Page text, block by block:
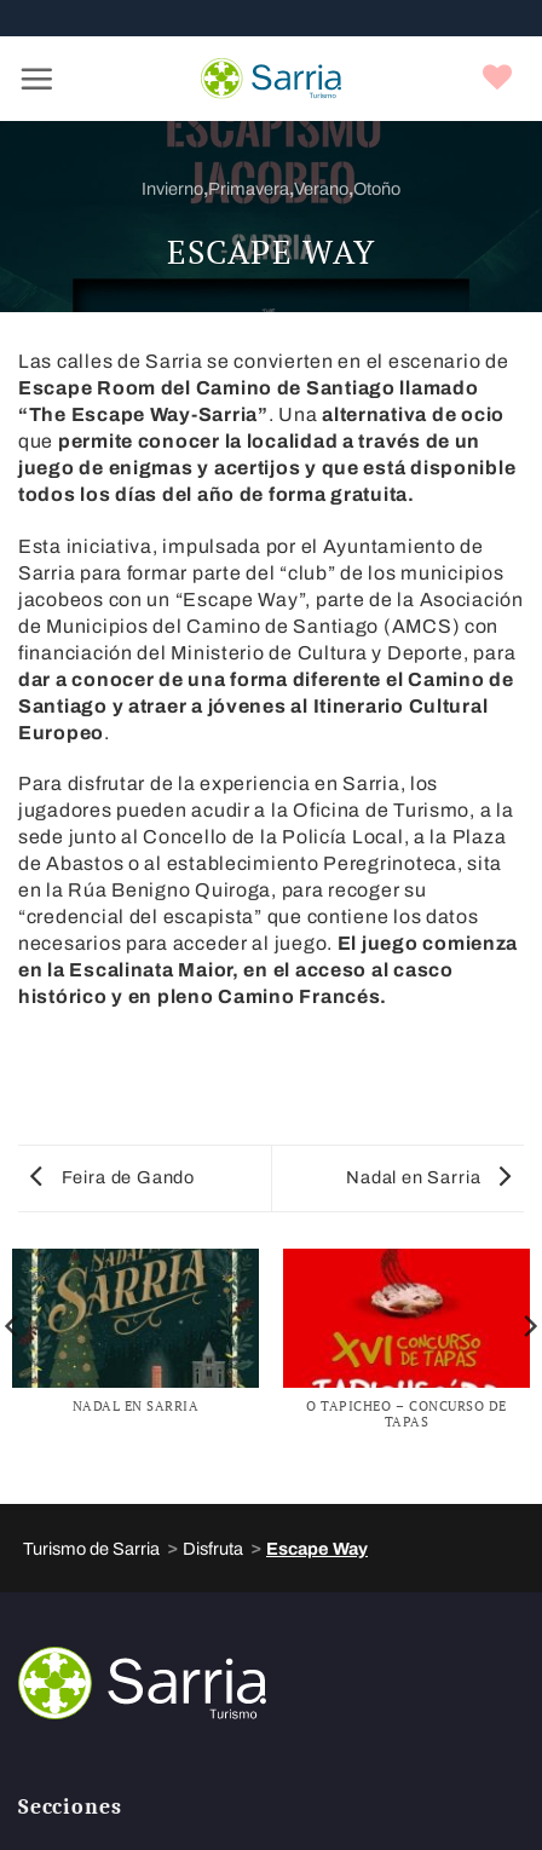
este
web
al
Invierno,Primavera,Verano,Otoño
ESCAPE WAY
Las calles de Sarria se convierten en el escenario de
Escape Room del Camino de Santiago llamado
“The Escape Way-Sarria”. Unaalternativa de ocio
que permite conocer la localidad a través de un
juego de enigmas y acertijos y que está disponible
todos los días del año de forma gratuita.
Esta iniciativa, impulsada por el Ayuntamiento de
Sarria para formar parte del “club” de los municipios
jacobeos con un “Escape Way”, parte de la Asociación
de Municipios del Camino de Santiago (AMCS) con
financiación del Ministerio de Cultura y Deporte, para
dar a conocer de una forma diferente el Camino de
Santiago y atraer a jóvenes al Itinerario Cultural
Europeo.
Para disfrutar de la experiencia en Sarria, los
jugadores pueden acudir a la Oficina de Turismo, a la
sede junto al Concello de la Policía Local, a la Plaza
de Abastos o al establecimiento Peregrinoteca, sita
en la Rúa Benigno Quiroga, para recoger su
“credencial del escapista” que contiene los datos
necesarios para acceder al juego. El juego comienza
en la Escalinata Maior, en el acceso al casco
histórico y en pleno Camino Francés.
Feira de Gando Nadal en Sarria
NADAL EN SARRIA
O TAPICHEO – CONCURSO DE
TAPAS
Turismo de Sarria > Disfruta > Escape Way
Secciones